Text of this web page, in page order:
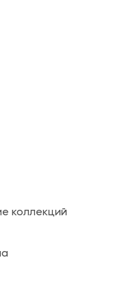
коллекций